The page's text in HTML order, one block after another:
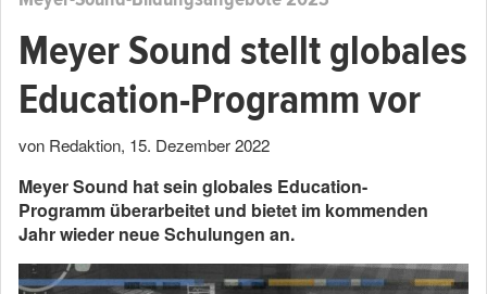
Meyer Sound stellt globales
Education-Programm vor
von Redaktion, 15. Dezember 2022
Meyer Sound hat sein globales Education-
Programm überarbeitet und bietet im kommenden
Jahr wieder neue Schulungen an.